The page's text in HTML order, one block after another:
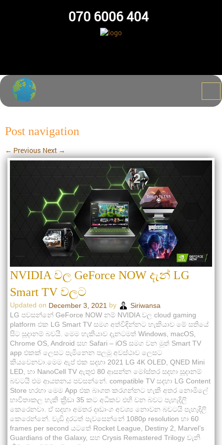
070 6006 404
Post navigation
← Previous Next →
NVIDIA වල GeForce NOW දැන් LG
Smart TV වලට
Updated on December 3, 2021 by
Siriwansa
LG පවසන්නේ GeForce NOW නම් NVIDIA වල cloud gaming
platform එක LG Smart TV සමග අත්විඳින්නට හැකියාව මේ සතියේ
සිට සූදානම් බවයි. මෙම හැකියාව දැනටමත් Windows, macOS,
Chrome OS, Android සහ Safari – iOS සමග වන මුත් Smart TV
app එකක් ලෙසට පැමිනෙන පලමු අවස්ථාව ලෙසට
කියවෙනවා.මෙම ඇප් එක සදහා 2021 LG 4K OLED, QNED Mini
LED, හා NanoCell TV ඇතුළු 80 ආසන්න මෝස්තර සදහා සූදානම්
බවටයි එම ආයතනය පවසන්නේ. compatible TV සදහා LG Content
Store හරහා මෙම App එක බාගත කරගන්නට හැකි අතර නොමිලේ
භාවිතාකල හැකි ක්‍රීඩා 35 කට අධිකව එහි වන බවට පැහැදිලි
කෙරෙනවා. ඒ සදහා අමතර දෘඩාංග අවශ්‍ය නොවන බවටයි පැහැදිලි
කෙරෙන්නේ. වැඩි දුරටත් පැවසෙන්නේ 1080p resolution හා 60
frames per second යටතේ Rocket League, Destiny 2, Marvel’s
Guardians of the Galaxy, සහ Crysis Remastered Trilogy වැනි